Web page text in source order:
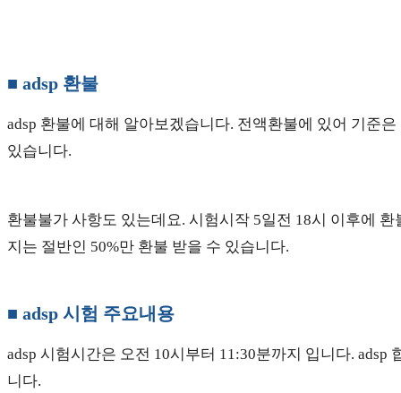
■ adsp 환불
adsp 환불에 대해 알아보겠습니다. 전액환불에 있어 기준
있습니다.
환불불가 사항도 있는데요. 시험시작 5일전 18시 이후에
지는 절반인 50%만 환불 받을 수 있습니다.
■ adsp 시험 주요내용
adsp 시험시간은 오전 10시부터 11:30분까지 입니다.
니다.